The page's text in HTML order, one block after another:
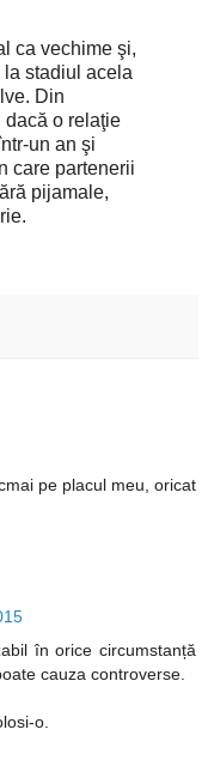
ca vechime şi,
stadiul acela
Din
dacă o relaţie
un an şi
care partenerii
pijamale,
pe placul meu, oricat
în orice circumstanță
cauza controverse.
o.